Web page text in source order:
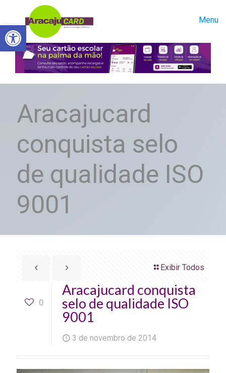
Abrir a barra de ferramentas
Menu
Aracajucard
conquista selo
de qualidade ISO
9001
Exibir Todos
0
Aracajucard conquista
selo de qualidade ISO
9001
3 de novembro de 2014